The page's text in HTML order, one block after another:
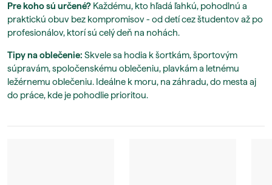
Pre koho sú určené? Každému, kto hľadá ľahkú, pohodlnú a
praktickú obuv bez kompromisov - od detí cez študentov až po
profesionálov, ktorí sú celý deň na nohách.
Tipy na oblečenie: Skvele sa hodia k šortkám, športovým
súpravám, spoločenskému oblečeniu, plavkám a letnému
ležérnemu oblečeniu. Ideálne k moru, na záhradu, do mesta aj
do práce, kde je pohodlie prioritou.